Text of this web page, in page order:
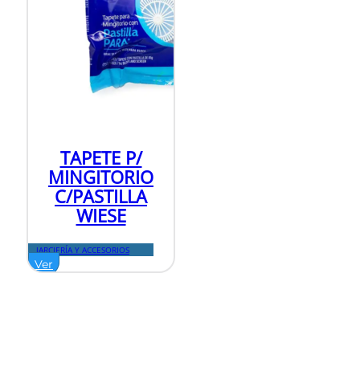
TAPETE P/
MINGITORIO
C/PASTILLA
WIESE
JARCIERÍA Y ACCESORIOS
Ver